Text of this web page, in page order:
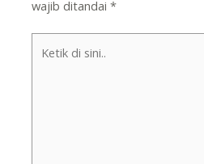
wajib ditandai*